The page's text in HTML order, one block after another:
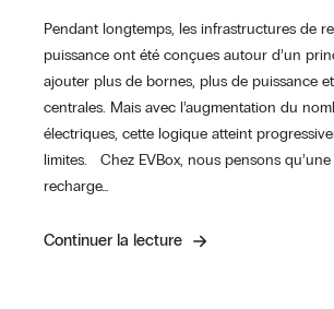
Pendant longtemps, les infrastructures de
puissance ont été conçues autour d’un
ajouter plus de bornes, plus de puissance
centrales. Mais avec l’augmentation du
électriques, cette logique atteint
limites. Chez EVBox, nous pensons
recharge…
Continuer la lecture